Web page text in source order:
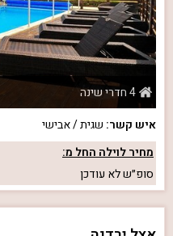
4 חדרי שינה
איש קשר: שגית / אבישי
מחיר לוילה החל מ:
סופ״שלא עודכן